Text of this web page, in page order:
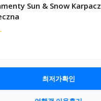
Sun & Snow Karpacz
최저가확인